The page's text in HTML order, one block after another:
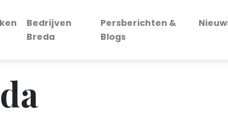
Bedrijven
Breda
Persberichten &
Blogs